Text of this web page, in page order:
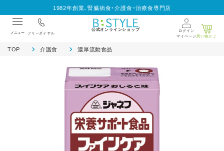
1982年創業、腎臓病食・介護食・治療食専門店
メニュー フリーダイヤル
公式オンラインショップ
ログイン
マイページ買い物かご
TOP 介護食 濃厚流動食品